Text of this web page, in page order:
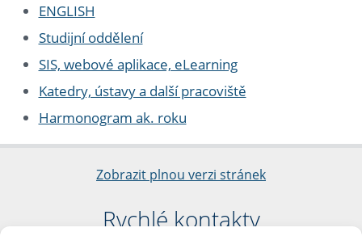
ENGLISH
Studijní oddělení
SIS, webové aplikace, eLearning
Katedry, ústavy a další pracoviště
Harmonogram ak. roku
Zobrazit plnou verzi stránek
Rychlé kontakty